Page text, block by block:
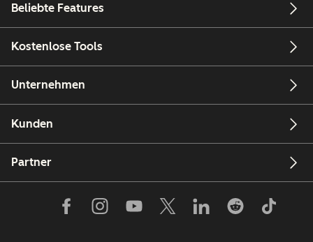
Beliebte Features
Kostenlose Tools
Unternehmen
Kunden
Partner